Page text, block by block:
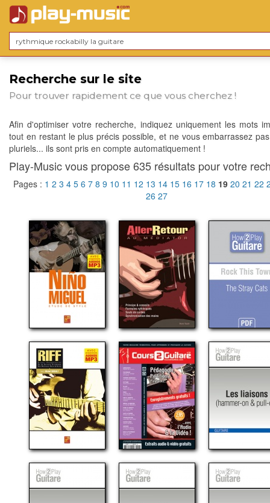
Recherche sur le site
Pour trouver rapidement ce que vous cherchez !
Afin d'optimiser votre recherche, indiquez uniquement les mots
tout en restant le plus précis possible, et ne vous embarrassez
pluriels... ils sont pris en compte automatiquement !
Play-Music vous propose 635 résultats pour votre
Pages : 1 2 3 4 5 6 7 8 9 10 11 12 13 14 15 16 17 18 19 20 21 22
26 27